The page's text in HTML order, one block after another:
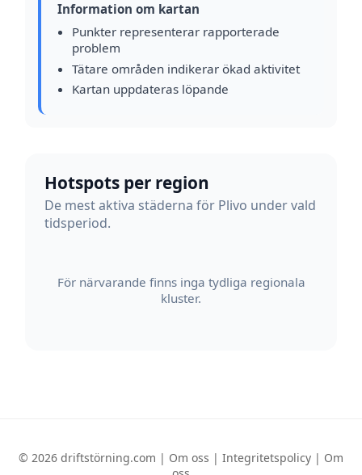
Information om kartan
Punkter representerar rapporterade
problem
Tätare områden indikerar ökad aktivitet
Kartan uppdateras löpande
Hotspots per region
De mest aktiva städerna för Plivo under vald
tidsperiod.
För närvarande finns inga tydliga regionala
kluster.
© 2026 driftstörning.com | Om oss | Integritetspolicy | Om